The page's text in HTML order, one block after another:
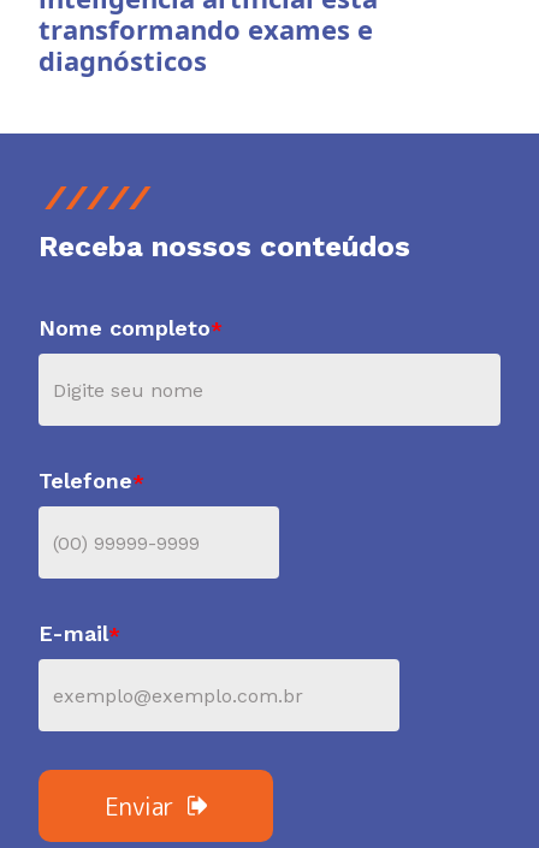
transformando exames e
diagnósticos
Receba nossos conteúdos
Nome completo*
Telefone*
E-mail*
Enviar